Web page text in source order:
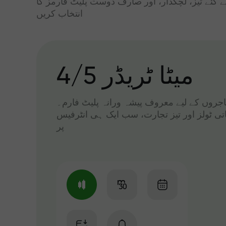
گئے تیز، لچکدار، اور صارف دوست پلیٹ فارمز کا
انتخاب کریں
میٹا ٹریڈر 4/5
تاجروں کے لیے معروف پیشہ ورانہ پلیٹ فارم۔
ٹولز اور تیز تجارت، سب ایک ہی انٹرفیس
پر